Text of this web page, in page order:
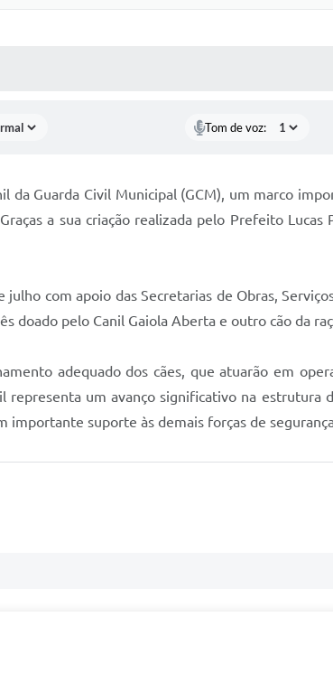
Tom de voz:
Guarda Civil Municipal (GCM), um marco
a sua criação realizada pelo Prefeito
com apoio das Secretarias de Obras,
doado pelo Canil Gaiola Aberta e outro cão da
adequado dos cães, que atuarão em
um avanço significativo na estrutura
importante suporte às demais forças de